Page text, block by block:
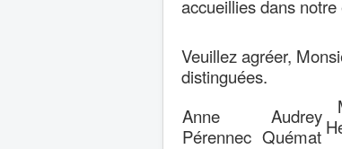
accueillies dans
Veuillez agréer,
distinguées.
Anne
Pérennec
Audrey
Quémat